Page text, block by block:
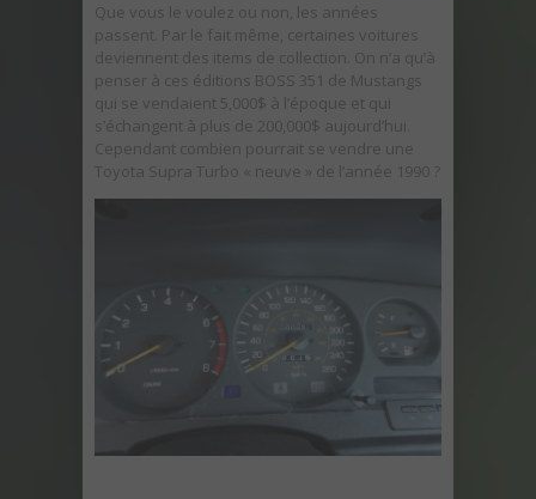
Que vous le voulez ou non, les années
passent. Par le fait même, certaines voitures
deviennent des items de collection. On n’a qu’à
penser à ces éditions BOSS 351 de Mustangs
qui se vendaient 5,000$ à l’époque et qui
s’échangent à plus de 200,000$ aujourd’hui.
Cependant combien pourrait se vendre une
Toyota Supra Turbo « neuve » de l’année 1990 ?